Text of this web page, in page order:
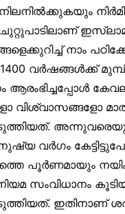
നാം
വർഷങ്ങൾക്ക്
വിശ്വാസങ്ങളോ
വർഗം
പൂർണമായും
സംവിധാനം
ഇതിനാണ്